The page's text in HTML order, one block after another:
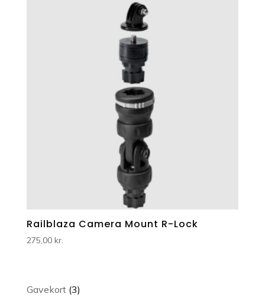
Railblaza Camera Mount R-Lock
275,00 kr.
Gavekort 33